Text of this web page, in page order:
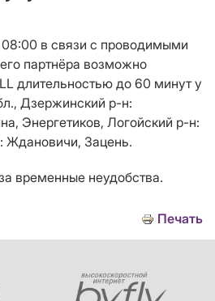
в связи с проводимыми
партнёра возможно
длительностью до 60 минут у
Дзержинский р-н:
Энергетиков, Логойский р-н:
Ждановичи, Зацень.
временные неудобства.
Печать